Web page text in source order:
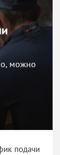
можно
подачи